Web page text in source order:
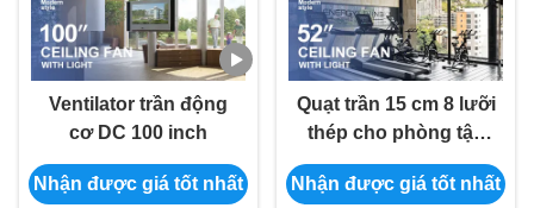
Ventilator trần động
cơ DC 100 inch
Nhận được giá tốt nhất
Quạt trần 15 cm 8 lưỡi
thép cho phòng tập
yoga hồ bơi
Nhận được giá tốt nhất